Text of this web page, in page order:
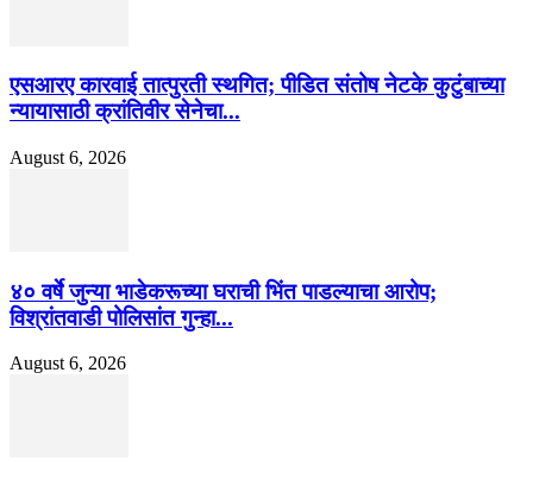
एसआरए कारवाई तात्पुरती स्थगित; पीडित संतोष नेटके कुटुंबाच्या
न्यायासाठी क्रांतिवीर सेनेचा...
August 6, 2026
४० वर्षे जुन्या भाडेकरूच्या घराची भिंत पाडल्याचा आरोप;
विश्रांतवाडी पोलिसांत गुन्हा...
August 6, 2026